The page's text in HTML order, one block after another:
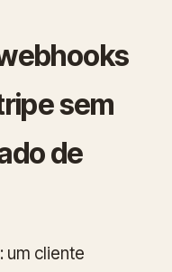
sem
de
um cliente